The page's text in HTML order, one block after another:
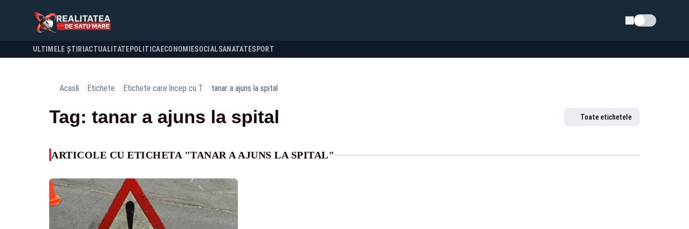
Schimba tema
ULTIMELE ȘTIRI ACTUALITATE POLITICA ECONOMIESOCIALSANATATESPORT
Acasă Etichete Etichete care încep cu T tanar a ajuns la spital
Tag: tanar a ajuns la spital Toate etichetele
ARTICOLE CU ETICHETA "TANAR A AJUNS LA SPITAL"